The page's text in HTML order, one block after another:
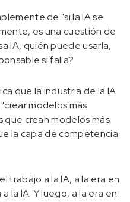
de "si la IA se
es una cuestión de
IA, quién puede usarla,
si falla?
que la industria de la IA
modelos más
que crean modelos más
la capa de competencia
trabajo a la IA, a la era en
la IA. Y luego, a la era en